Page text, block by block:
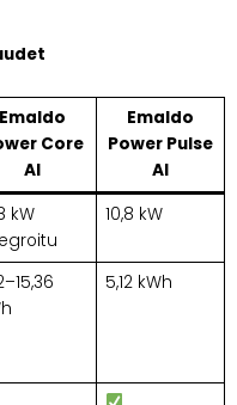
Emaldo
Core
AI
Emaldo
Power Pulse
AI
kW
10,8 kW
5,12 kWh